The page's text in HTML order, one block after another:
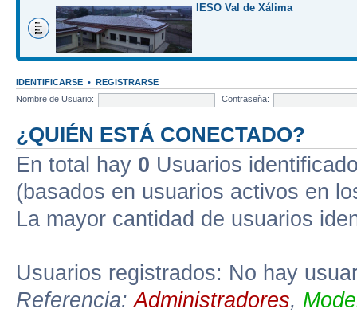
IESO Val de Xálima
IDENTIFICARSE • REGISTRARSE
Nombre de Usuario:
Contraseña:
¿QUIÉN ESTÁ CONECTADO?
En total hay 0 Usuarios
(basados en usuarios activos en
La mayor cantidad de usuarios
Usuarios registrados: No hay
Referencia:Administradores,